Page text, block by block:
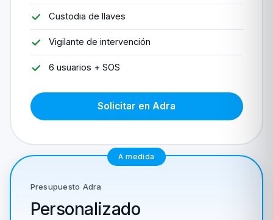
Custodia de llaves
Vigilante de intervención
6 usuarios + SOS
Solicitar en Adra
A medida
Presupuesto Adra
Personalizado